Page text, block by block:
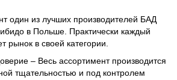
один из лучших производителей БАД
в Польше. Практически каждый
рынок в своей категории.
– Весь ассортимент производится
тщательностью и под контролем